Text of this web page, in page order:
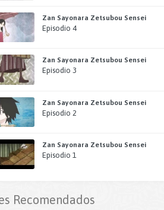
Zan Sayonara Zetsubou Sensei
Episodio 4
Zan Sayonara Zetsubou Sensei
Episodio 3
Zan Sayonara Zetsubou Sensei
Episodio 2
Zan Sayonara Zetsubou Sensei
Episodio 1
Recomendados